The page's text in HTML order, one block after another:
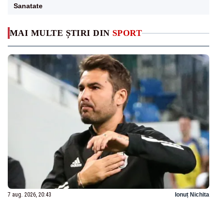
MAI MULTE ȘTIRI DIN SPORT
7 aug. 2026, 20:43 Ionuț Nichita
Sanatate